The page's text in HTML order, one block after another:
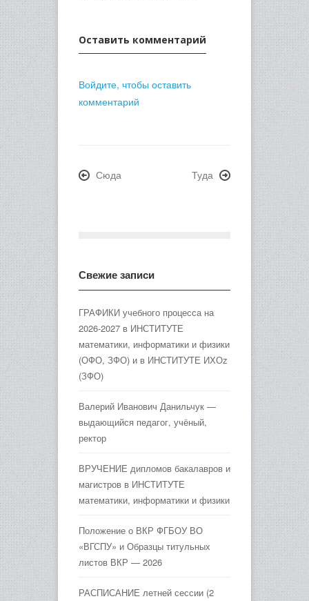
Оставить комментарий
Войдите, чтобы оставить
комментарий
Сюда Туда
Свежие записи
ГРАФИКИ учебного процесса на
2026-2027 в ИНСТИТУТЕ
математики, информатики и физики
(ОФО, ЗФО) и в ИНСТИТУТЕ ИХОz
(ЗФО)
Валерий Иванович Данильчук —
выдающийся педагог, учёный,
ректор
ВРУЧЕНИЕ дипломов бакалавров и
магистров в ИНСТИТУТЕ
математики, информатики и физики
Положение о ВКР ФГБОУ ВО
«ВГСПУ» и Образцы титульных
листов ВКР — 2026
РАСПИСАНИЕ летней сессии (2